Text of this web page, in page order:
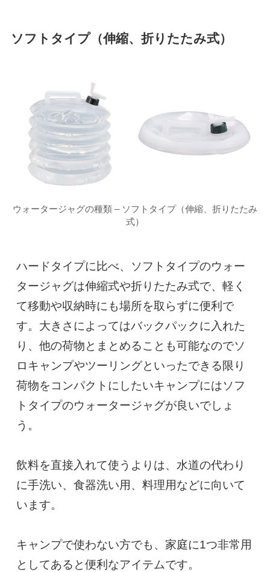
ソフトタイプ（伸縮、折りたたみ式）
ウォータージャグの種類 – ソフトタイプ（伸縮、折りたたみ
式）
ハードタイプに比べ、ソフトタイプのウォー
タージャグは伸縮式や折りたたみ式で、軽く
て移動や収納時にも場所を取らずに便利で
す。大きさによってはバックパックに入れた
り、他の荷物とまとめることも可能なのでソ
ロキャンプやツーリングといったできる限り
荷物をコンパクトにしたいキャンプにはソフ
トタイプのウォータージャグが良いでしょ
う。
飲料を直接入れて使うよりは、水道の代わり
に手洗い、食器洗い用、料理用などに向いて
います。
キャンプで使わない方でも、家庭に1つ非常用
としてあると便利なアイテムです。